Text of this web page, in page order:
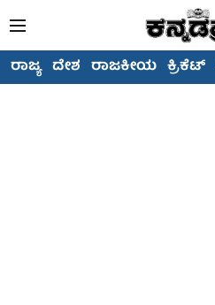
ರಾಜ್ಯ ದೇಶ ರಾಜಕೀಯ ಕ್ರಿಕೆಟ್